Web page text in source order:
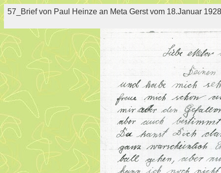
57_Brief von Paul Heinze an Meta Gerst vom 18.Januar